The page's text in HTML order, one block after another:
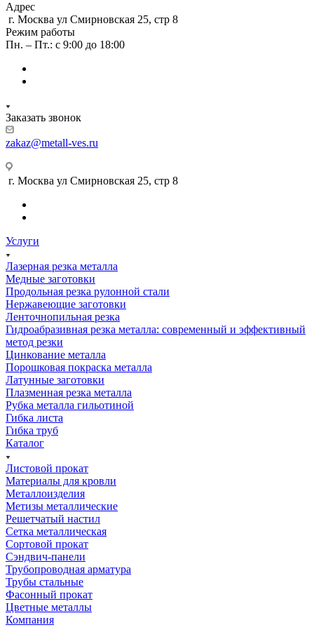
Адрес
г. Москва ул Смирновская 25, стр 8
Режим работы
Пн. – Пт.: с 9:00 до 18:00
Заказать звонок
zakaz@metall-ves.ru
г. Москва ул Смирновская 25, стр 8
Услуги
Лазерная резка металла
Медные заготовки
Продольная резка рулонной стали
Нержавеющие заготовки
Ленточнопильная резка
Гидроабразивная резка металла: современный и эффективный
метод резки
Цинкование металла
Порошковая покраска металла
Латунные заготовки
Плазменная резка металла
Рубка металла гильотиной
Гибка листа
Гибка труб
Каталог
Листовой прокат
Материалы для кровли
Металлоизделия
Метизы металлические
Решетчатый настил
Сетка металлическая
Сортовой прокат
Сэндвич-панели
Трубопроводная арматура
Трубы стальные
Фасонный прокат
Цветные металлы
Компания